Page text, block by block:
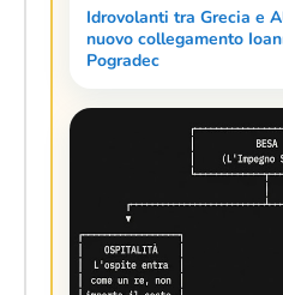
Idrovolanti tra Grecia e
nuovo collegamento
Pogradec